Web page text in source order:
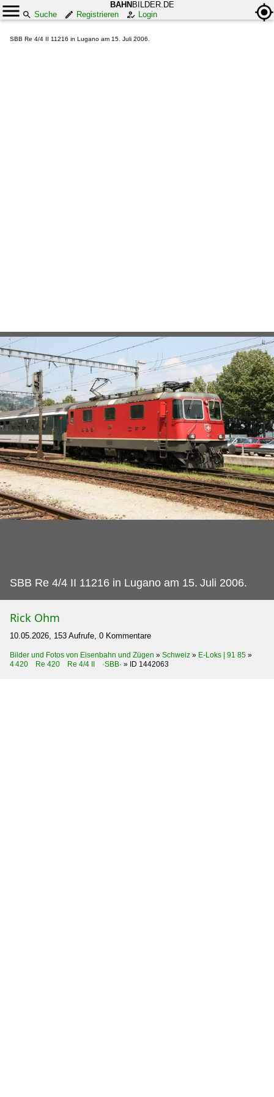
BAHN BILDER.DE
Suche
Registrieren Login
SBB Re 4/4 II 11216 in Lugano am 15. Juli 2006.
SBB Re 4/4 II 11216 in Lugano am 15. Juli 2006.
Rick Ohm
10.05.2026, 153 Aufrufe, 0 Kommentare
Bilder und Fotos von Eisenbahn und Zügen » Schweiz » E-Loks | 91 85 »
4 420 Re 420 Re 4/4 II ·SBB· » ID 1442063